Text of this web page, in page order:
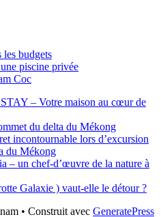
budgets
piscine privée
Coc
– Votre maison au cœur de
du delta du Mékong
incontournable lors d’excursion
du Mékong
– un chef-d’œuvre de la nature à
Galaxie ) vaut-elle le détour ?
• Construit avec GeneratePress